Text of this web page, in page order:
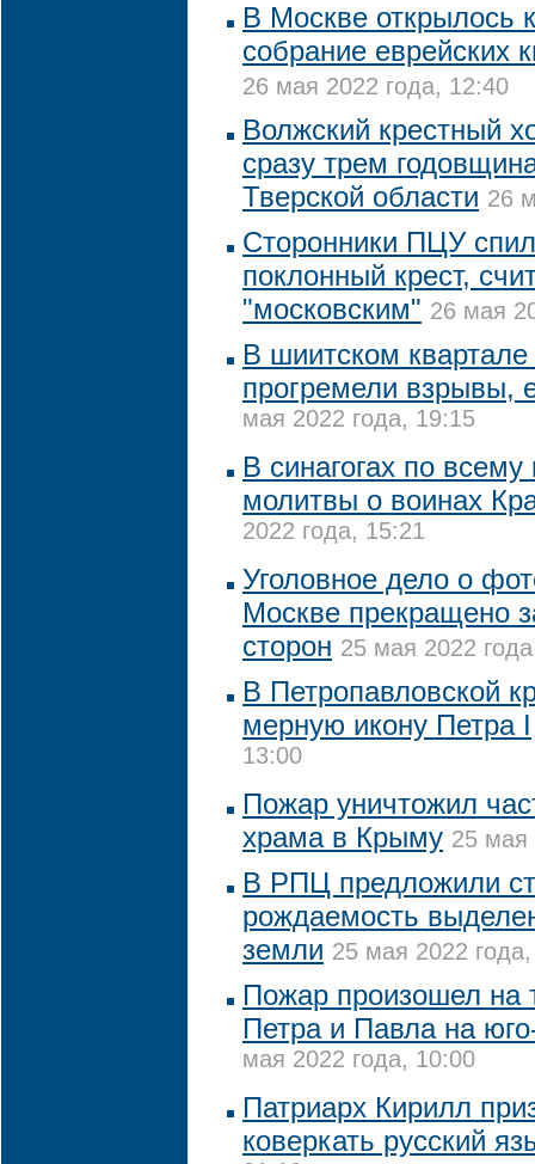
В Москве открылось
собрание еврейских
26 мая 2022 года, 12:40
Волжский крестный
сразу трем
Тверской области 26
Сторонники ПЦУ
поклонный крест,
"московским" 26 мая
В шиитском
прогремели взрывы,
мая 2022 года, 19:15
В синагогах по
молитвы о воинах
2022 года, 15:21
Уголовное дело о
Москве прекращено
сторон 25 мая 2022
В Петропавловской
мерную икону Петра I
13:00
Пожар уничтожил
храма в Крыму 25 мая
В РПЦ предложили
рождаемость
земли 25 мая 2022
Пожар произошел на
Петра и Павла на
мая 2022 года, 10:00
Патриарх Кирилл
коверкать русский